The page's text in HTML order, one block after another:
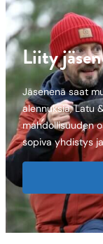
Liity
Jäsenenä saat
alennuksia, Latu
mahdollisuuden
sopiva yhdistys